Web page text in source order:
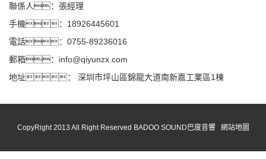
聯係人：張經理
手機：18926445601
電話：0755-89236016
郵箱：info@qiyunzx.com
地址： 深圳市坪山區錦龍大道南新嘉工業區1棟
CopyRight 2013 All Right Reserved BADOO SOUND巴度音響 網站地圖